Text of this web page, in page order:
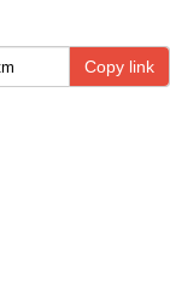
Copy link